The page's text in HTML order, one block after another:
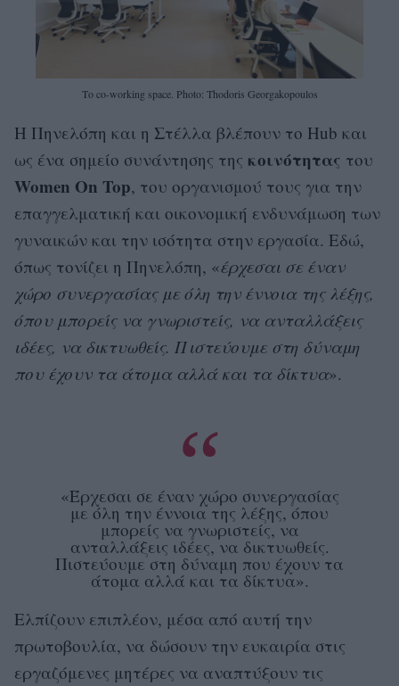
Το co-working space. Photo: Thodoris Georgakopoulos
Η Πηνελόπη και η Στέλλα βλέπουν το Hub και
ως ένα σημείο συνάντησης της κοινότητας του
Women On Top, του οργανισμού τους για την
επαγγελματική και οικονομική ενδυνάμωση των
γυναικών και την ισότητα στην εργασία. Εδώ,
όπως τονίζει η Πηνελόπη, «έρχεσαι σε έναν
χώρο συνεργασίας με όλη την έννοια της λέξης,
όπου μπορείς να γνωριστείς, να ανταλλάξεις
ιδέες, να δικτυωθείς. Πιστεύουμε στη δύναμη
που έχουν τα άτομα αλλά και τα δίκτυα».
«Έρχεσαι σε έναν χώρο συνεργασίας
με όλη την έννοια της λέξης, όπου
μπορείς να γνωριστείς, να
ανταλλάξεις ιδέες, να δικτυωθείς.
Πιστεύουμε στη δύναμη που έχουν τα
άτομα αλλά και τα δίκτυα».
Ελπίζουν επιπλέον, μέσα από αυτή την
πρωτοβουλία, να δώσουν την ευκαιρία στις
εργαζόμενες μητέρες να αναπτύξουν τις